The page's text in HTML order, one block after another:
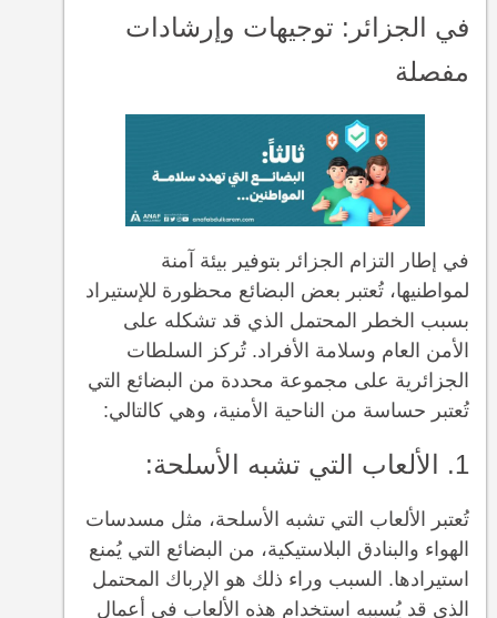
في الجزائر: توجيهات وإرشادات
مفصلة
في إطار التزام الجزائر بتوفير بيئة آمنة
لمواطنيها، تُعتبر بعض البضائع محظورة للإستيراد
بسبب الخطر المحتمل الذي قد تشكله على
الأمن العام وسلامة الأفراد. تُركز السلطات
الجزائرية على مجموعة محددة من البضائع التي
تُعتبر حساسة من الناحية الأمنية، وهي كالتالي:
1. الألعاب التي تشبه الأسلحة:
تُعتبر الألعاب التي تشبه الأسلحة، مثل مسدسات
الهواء والبنادق البلاستيكية، من البضائع التي يُمنع
استيرادها. السبب وراء ذلك هو الإرباك المحتمل
الذي قد يُسببه استخدام هذه الألعاب في أعمال